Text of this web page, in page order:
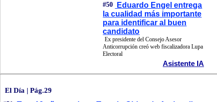
#50
Eduardo Engel entrega
la cualidad más importante
para identificar al buen
candidato
Ex presidente del Consejo Asesor
Anticorrupción creó web fiscalizadora Lupa
Electoral
Asistente IA
El Día | Pág.29